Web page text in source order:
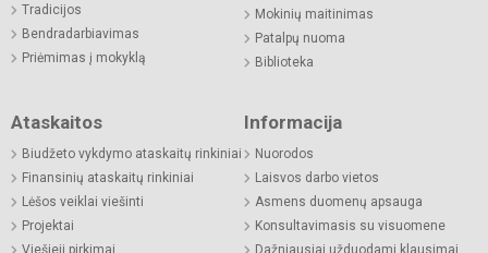
Tradicijos
Bendradarbiavimas
Priėmimas į mokyklą
Mokinių maitinimas
Patalpų nuoma
Biblioteka
Ataskaitos
Biudžeto vykdymo ataskaitų rinkiniai
Finansinių ataskaitų rinkiniai
Lėšos veiklai viešinti
Projektai
Viešieji pirkimai
Informacija
Nuorodos
Laisvos darbo vietos
Asmens duomenų apsauga
Konsultavimasis su visuomene
Dažniausiai užduodami klausimai